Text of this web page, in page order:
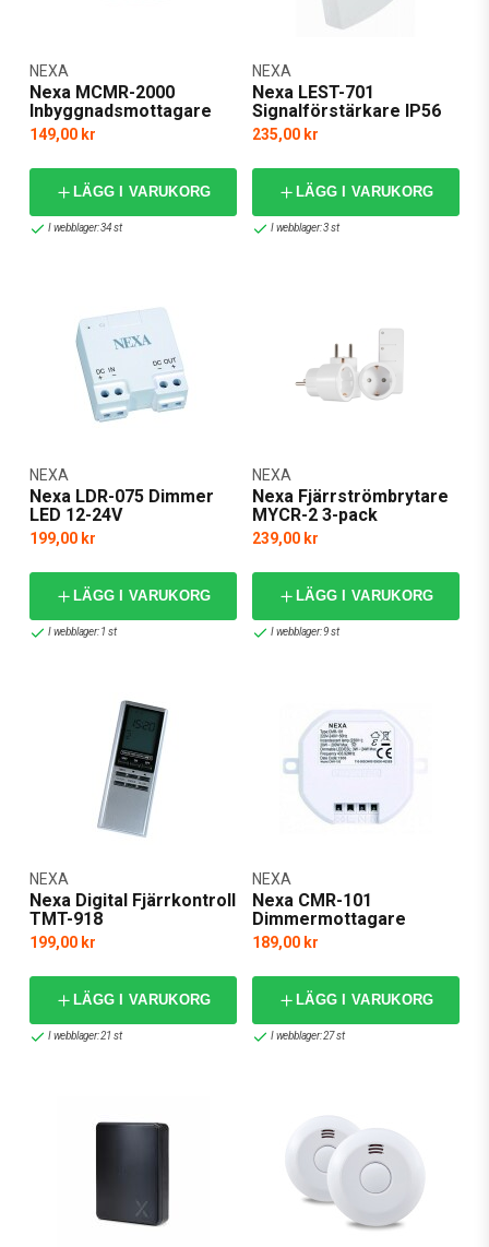
Nexa MCMR-2000
Inbyggnadsmottagare
På/Av
NEXA
149,00 kr
LÄGG I VARUKORG
I webblager: 34 st
Nexa LEST-701
Signalförstärkare IP56
NEXA
235,00 kr
LÄGG I VARUKORG
I webblager: 3 st
Nexa LDR-075 Dimmer
LED 12-24V
NEXA
199,00 kr
LÄGG I VARUKORG
I webblager: 1 st
Nexa Fjärrströmbrytare
MYCR-2 3-pack
NEXA
239,00 kr
LÄGG I VARUKORG
I webblager: 9 st
Nexa Digital Fjärrkontroll
TMT-918
NEXA
199,00 kr
LÄGG I VARUKORG
I webblager: 21 st
Nexa CMR-101
Dimmermottagare
NEXA
189,00 kr
LÄGG I VARUKORG
I webblager: 27 st